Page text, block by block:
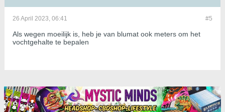
#5
26 April 2023, 06:41
Als wegen moeilijk is, heb je van blumat ook meters om het
vochtgehalte te bepalen